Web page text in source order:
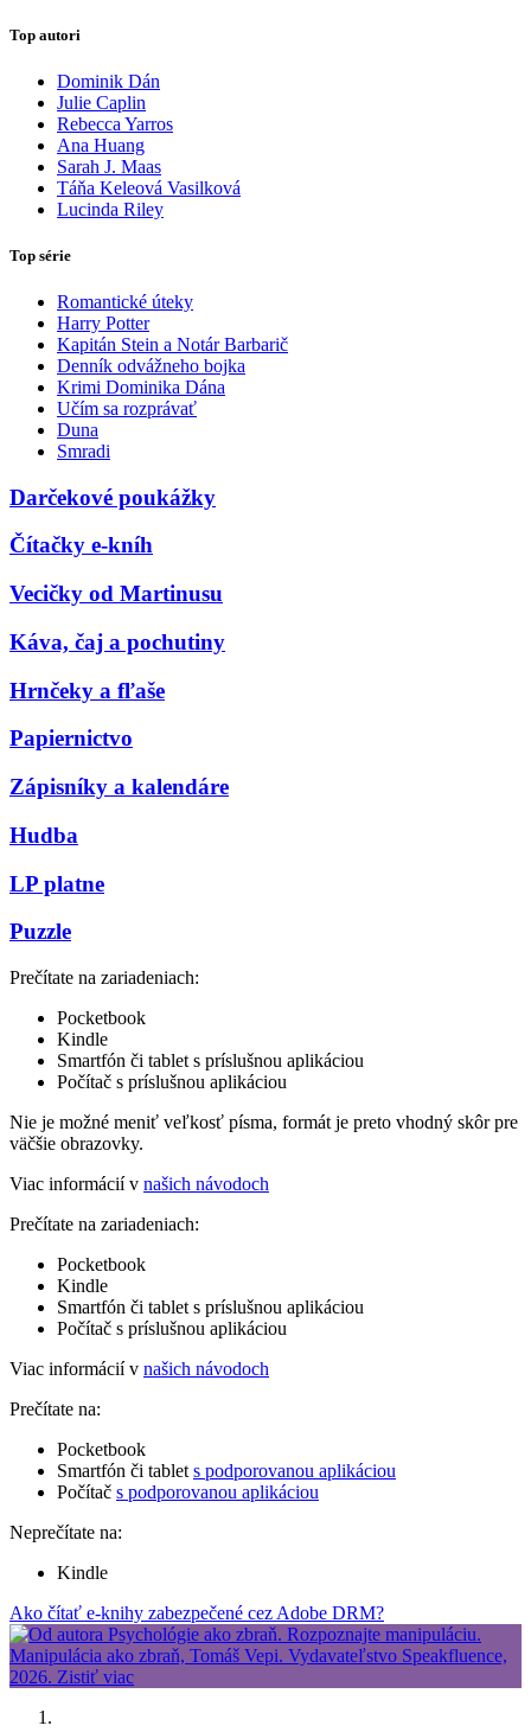
Top autori
Dominik Dán
Julie Caplin
Rebecca Yarros
Ana Huang
Sarah J. Maas
Táňa Keleová Vasilková
Lucinda Riley
Top série
Romantické úteky
Harry Potter
Kapitán Stein a Notár Barbarič
Denník odvážneho bojka
Krimi Dominika Dána
Učím sa rozprávať
Duna
Smradi
Darčekové poukážky
Čítačky e-kníh
Vecičky od Martinusu
Káva, čaj a pochutiny
Hrnčeky a fľaše
Papiernictvo
Zápisníky a kalendáre
Hudba
LP platne
Puzzle
Prečítate na zariadeniach:
Pocketbook
Kindle
Smartfón či tablet s príslušnou aplikáciou
Počítač s príslušnou aplikáciou
Nie je možné meniť veľkosť písma, formát je preto vhodný skôr pre
väčšie obrazovky.
Viac informácií v našich návodoch
Prečítate na zariadeniach:
Pocketbook
Kindle
Smartfón či tablet s príslušnou aplikáciou
Počítač s príslušnou aplikáciou
Viac informácií v našich návodoch
Prečítate na:
Pocketbook
Smartfón či tablet s podporovanou aplikáciou
Počítač s podporovanou aplikáciou
Neprečítate na:
Kindle
Ako čítať e-knihy zabezpečené cez Adobe DRM?